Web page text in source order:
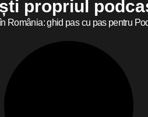
propriul
România: ghid pas cu pas pentru